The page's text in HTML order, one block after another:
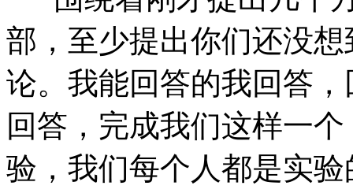
部，至少提出你们还没
论。我能回答的我回答
回答，完成我们这样一
验，我们每个人都是实